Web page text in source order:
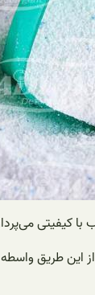
این طریق